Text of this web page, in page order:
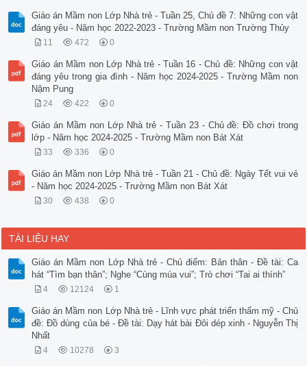
Giáo án Mầm non Lớp Nhà trẻ - Tuần 25, Chủ đề 7: Những con vật
đáng yêu - Năm học 2022-2023 - Trường Mầm non Trường Thủy
11 472 0
Giáo án Mầm non Lớp Nhà trẻ - Tuần 16 - Chủ đề: Những con vật
đáng yêu trong gia đình - Năm học 2024-2025 - Trường Mầm non
Nậm Pung
24 422 0
Giáo án Mầm non Lớp Nhà trẻ - Tuần 23 - Chủ đề: Đồ chơi trong
lớp - Năm học 2024-2025 - Trường Mầm non Bát Xát
33 336 0
Giáo án Mầm non Lớp Nhà trẻ - Tuần 21 - Chủ đề: Ngày Tết vui vẻ
- Năm học 2024-2025 - Trường Mầm non Bát Xát
30 438 0
TÀI LIỆU HAY
Giáo án Mầm non Lớp Nhà trẻ - Chủ điểm: Bản thân - Đề tài: Ca
hát “Tìm bạn thân”; Nghe “Cùng múa vui”; Trò chơi “Tai ai thính”
4 12124 1
Giáo án Mầm non Lớp Nhà trẻ - Lĩnh vực phát triển thẩm mỹ - Chủ
đề: Đồ dùng của bé - Đề tài: Dạy hát bài Đôi dép xinh - Nguyễn Thị
Nhất
4 10278 3